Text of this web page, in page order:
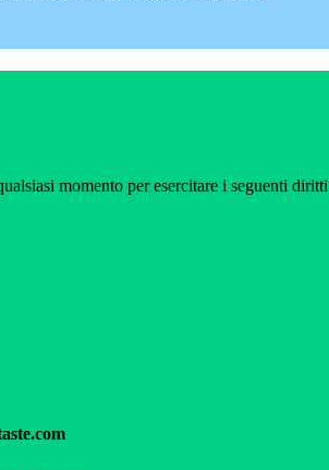
momento per esercitare i seguenti